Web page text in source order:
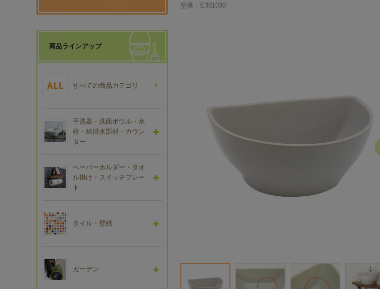
型番：E381030
商品ラインアップ
すべての商品カテゴリ
手洗器・洗面ボウル・水
栓・給排水部材・カウン
ター
ペーパーホルダー・タオ
ル掛け・スイッチプレー
ト
タイル・壁紙
ガーデン